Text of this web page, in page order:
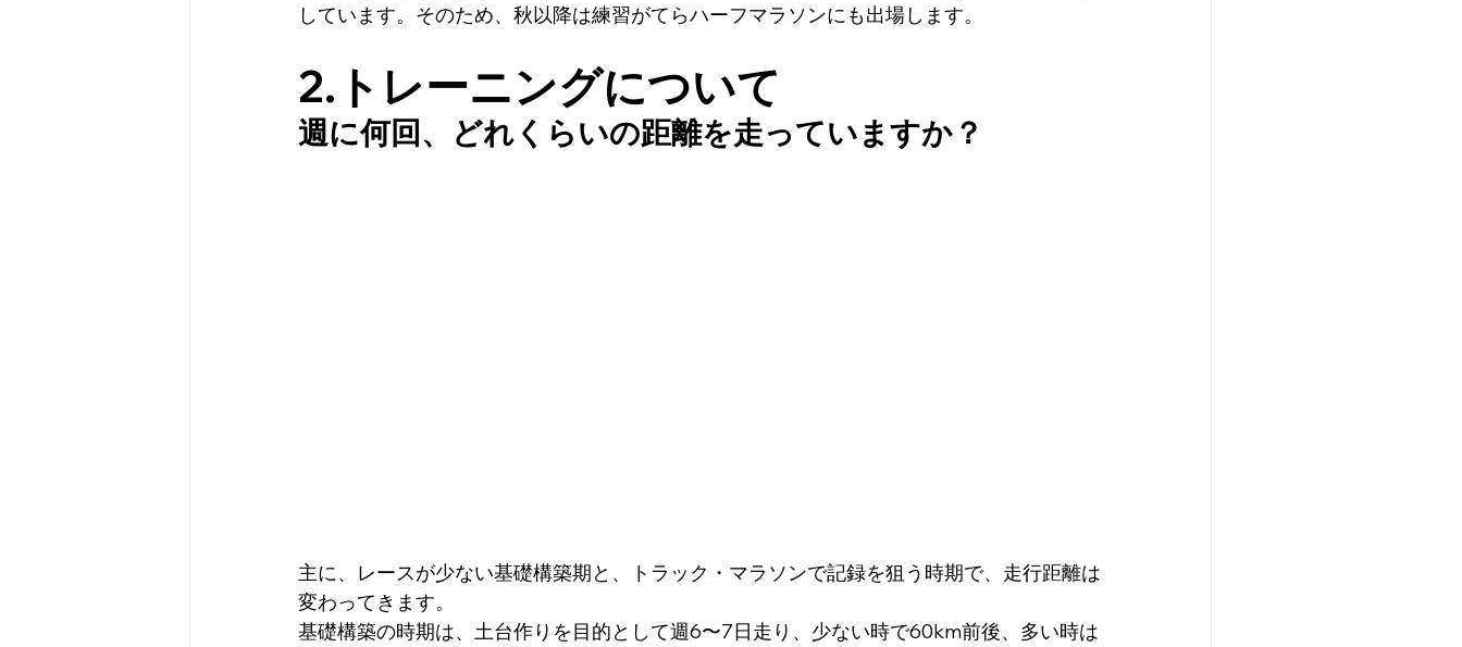
しています。そのため、秋以降は練習がてらハーフマラソンにも出場します。
2.トレーニングについて
週に何回、どれくらいの距離を走っていますか？
主に、レースが少ない基礎構築期と、トラック・マラソンで記録を狙う時期で、走行距離は
変わってきます。
基礎構築の時期は、土台作りを目的として週6〜7日走り、少ない時で60km前後、多い時は